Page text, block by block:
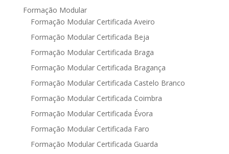
Formação Modular
Formação Modular Certificada Aveiro
Formação Modular Certificada Beja
Formação Modular Certificada Braga
Formação Modular Certificada Bragança
Formação Modular Certificada Castelo Branco
Formação Modular Certificada Coimbra
Formação Modular Certificada Évora
Formação Modular Certificada Faro
Formação Modular Certificada Guarda